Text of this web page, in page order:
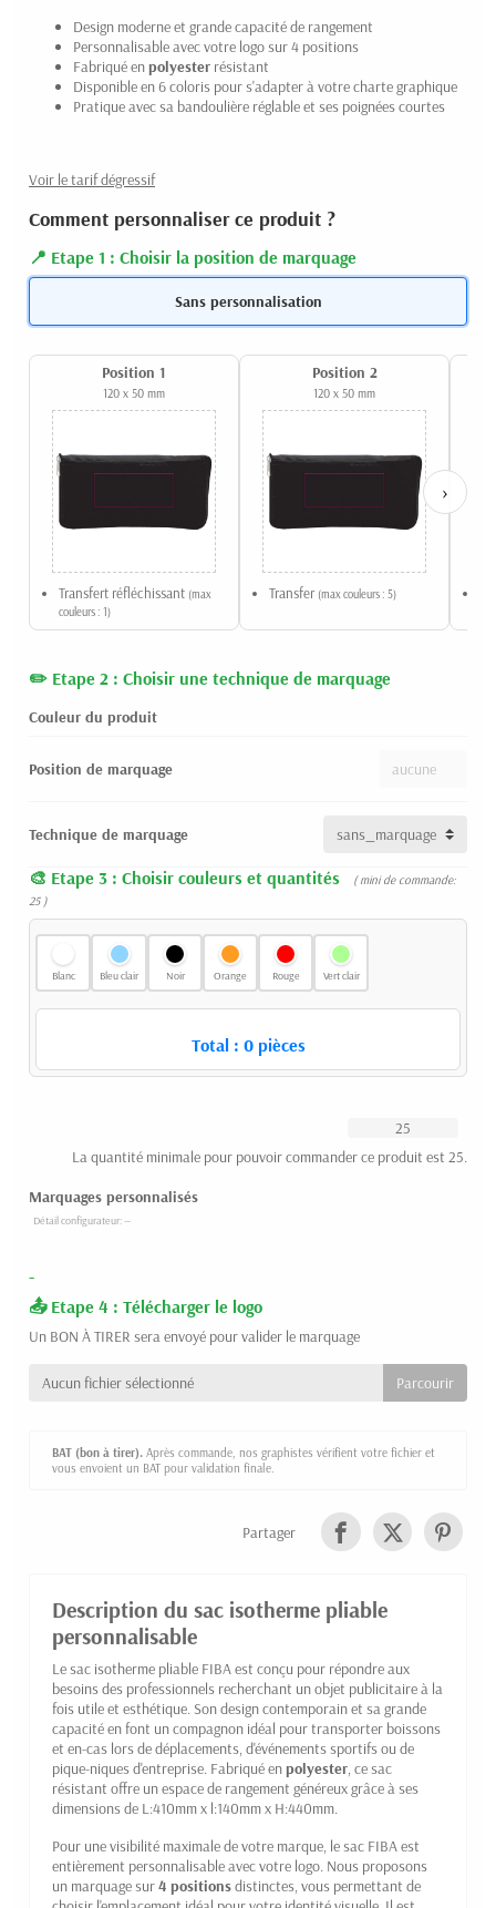
Design moderne et grande capacité de rangement
Personnalisable avec votre logo sur 4 positions
Fabriqué enpolyester résistant
Disponible en 6 coloris pour s'adapter à votre charte graphique
Pratique avec sa bandoulière réglable et ses poignées courtes
Voir le tarif dégressif
Comment personnaliser ce produit ?
Etape 1 : Choisir la position de marquage
Sans personnalisation
Position 1
120 x 50 mm
Transfert réfléchissant (max
couleurs : 1)
Position 2
120 x 50 mm
Transfer (max couleurs : 5)
›
Etape 2 : Choisir une technique de marquage
Couleur du produit
Position de marquage
Technique de marquage
Etape 3 : Choisir couleurs et quantités
( mini de commande:
25 )
Blanc Bleu clair Noir Orange Rouge Vert clair
Total : 0pièces
La quantité minimale pour pouvoir commander ce produit est 25.
Marquages personnalisés
-
Etape 4 : Télécharger le logo
Un BON À TIRER sera envoyé pour valider le marquage
Aucun fichier sélectionné
BAT (bon à tirer). Après commande, nos graphistes vérifient votre fichier et
vous envoient un BAT pour validation finale.
Partager
Description du sac isotherme pliable
personnalisable
Le sac isotherme pliable FIBA est conçu pour répondre aux
besoins des professionnels recherchant un objet publicitaire à la
fois utile et esthétique. Son design contemporain et sa grande
capacité en font un compagnon idéal pour transporter boissons
et en-cas lors de déplacements, d'événements sportifs ou de
pique-niques d'entreprise. Fabriqué enpolyester, ce sac
résistant offre un espace de rangement généreux grâce à ses
dimensions de L:410mm x l:140mm x H:440mm.
Pour une visibilité maximale de votre marque, le sac FIBA est
entièrement personnalisable avec votre logo. Nous proposons
un marquage sur4 positionsdistinctes, vous permettant de